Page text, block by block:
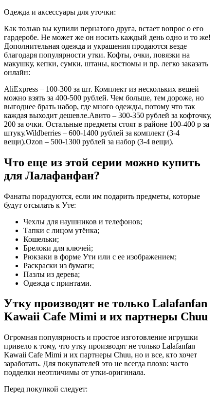
Одежда и аксессуары для уточки:
Как только вы купили пернатого друга, встает вопрос о его
гардеробе. Не может же он носить каждый день одно и то же!
Дополнительная одежда и украшения продаются везде
благодаря популярности утки. Кофты, очки, повязки на
макушку, кепки, сумки, штаны, костюмы и пр. легко заказать
онлайн:
AliExpress – 100-300 за шт. Комплект из нескольких вещей
можно взять за 400-500 рублей. Чем больше, тем дороже, но
выгоднее брать набор, где много одежды, потому что так
каждая выходит дешевле.Авито – 300-350 рублей за кофточку,
200 за очки. Остальные предметы стоят в районе 100-400 р за
штуку.Wildberries – 600-1400 рублей за комплект (3-4
вещи).Ozon – 500-1300 рублей за набор (3-4 вещи).
Что еще из этой серии можно купить
для Лалафанфан?
Фанаты порадуются, если им подарить предметы, которые
будут отсылать к Уте:
Чехлы для наушников и телефонов;
Тапки с лицом утёнка;
Кошельки;
Брелоки для ключей;
Рюкзаки в форме Ути или с ее изображением;
Раскраски из бумаги;
Пазлы из дерева;
Одежда с принтами.
Утку производят не только Lalafanfan
Kawaii Cafe Mimi и их партнеры Chuu
Огромная популярность и простое изготовление игрушки
привело к тому, что утку производят не только Lalafanfan
Kawaii Cafe Mimi и их партнеры Chuu, но и все, кто хочет
заработать. Для покупателей это не всегда плохо: часто
подделки неотличимы от утки-оригинала.
Перед покупкой следует: